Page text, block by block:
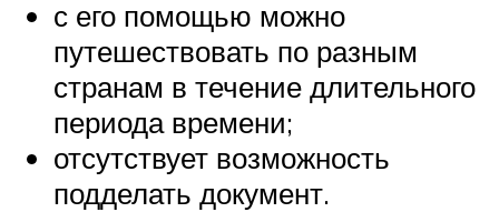
с его помощью можно
путешествовать по разным
странам в течение длительного
периода времени;
отсутствует возможность
подделать документ.